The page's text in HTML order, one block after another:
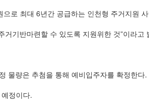
로 최대 6년간 공급하는 인천형 주거지원
기반마련할 수 있도록 지원위한 것”이라고
물량은 추첨을 통해 예비입주자를 확정한다.
정이다.